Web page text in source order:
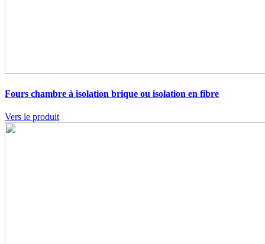
Fours chambre à isolation brique ou isolation en fibre
Vers le produit